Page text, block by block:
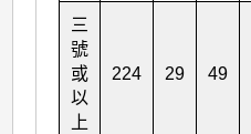
三
號
或
以
上
224 29 49